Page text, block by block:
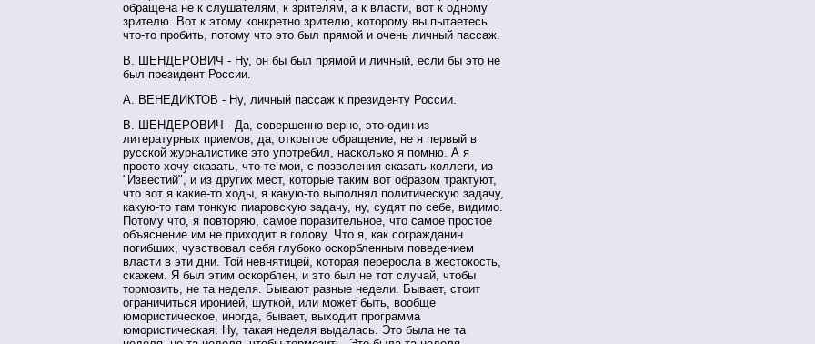
обращена не к слушателям, к зрителям, а к власти, вот к одному
зрителю. Вот к этому конкретно зрителю, которому вы пытаетесь
что-то пробить, потому что это был прямой и очень личный пассаж.
В. ШЕНДЕРОВИЧ - Ну, он бы был прямой и личный, если бы это не
был президент России.
А. ВЕНЕДИКТОВ - Ну, личный пассаж к президенту России.
В. ШЕНДЕРОВИЧ - Да, совершенно верно, это один из
литературных приемов, да, открытое обращение, не я первый в
русской журналистике это употребил, насколько я помню. А я
просто хочу сказать, что те мои, с позволения сказать коллеги, из
"Известий", и из других мест, которые таким вот образом трактуют,
что вот я какие-то ходы, я какую-то выполнял политическую задачу,
какую-то там тонкую пиаровскую задачу, ну, судят по себе, видимо.
Потому что, я повторяю, самое поразительное, что самое простое
объяснение им не приходит в голову. Что я, как согражданин
погибших, чувствовал себя глубоко оскорбленным поведением
власти в эти дни. Той невнятицей, которая переросла в жестокость,
скажем. Я был этим оскорблен, и это был не тот случай, чтобы
тормозить, не та неделя. Бывают разные недели. Бывает, стоит
ограничиться иронией, шуткой, или может быть, вообще
юмористическое, иногда, бывает, выходит программа
юмористическая. Ну, такая неделя выдалась. Это была не та